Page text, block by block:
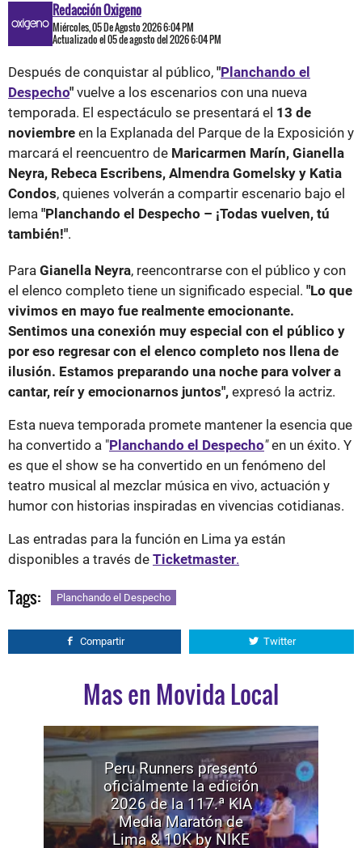
Redacción Oxigeno
Miércoles, 05 De Agosto 2026 6:04 PM
Actualizado el 05 de agosto del 2026 6:04 PM
Después de conquistar al público, "Planchando el
Despecho" vuelve a los escenarios con una nueva
temporada. El espectáculo se presentará el 13 de
noviembre en la Explanada del Parque de la Exposición y
marcará el reencuentro de Maricarmen Marín, Gianella
Neyra, Rebeca Escribens, Almendra Gomelsky y Katia
Condos, quienes volverán a compartir escenario bajo el
lema "Planchando el Despecho – ¡Todas vuelven, tú
también!".
Para Gianella Neyra, reencontrarse con el público y con
el elenco completo tiene un significado especial. "Lo que
vivimos en mayo fue realmente emocionante.
Sentimos una conexión muy especial con el público y
por eso regresar con el elenco completo nos llena de
ilusión. Estamos preparando una noche para volver a
cantar, reír y emocionarnos juntos", expresó la actriz.
Esta nueva temporada promete mantener la esencia que
ha convertido a "Planchando el Despecho"en un éxito. Y
es que el show se ha convertido en un fenómeno del
teatro musical al mezclar música en vivo, actuación y
humor con historias inspiradas en vivencias cotidianas.
Las entradas para la función en Lima ya están
disponibles a través de Ticketmaster.
Tags: Planchando el Despecho
Compartir Twitter
Mas en Movida Local
Peru Runners presentó
oficialmente la edición
2026 de la 117.ª KIA
Media Maratón de
Lima & 10K by NIKE